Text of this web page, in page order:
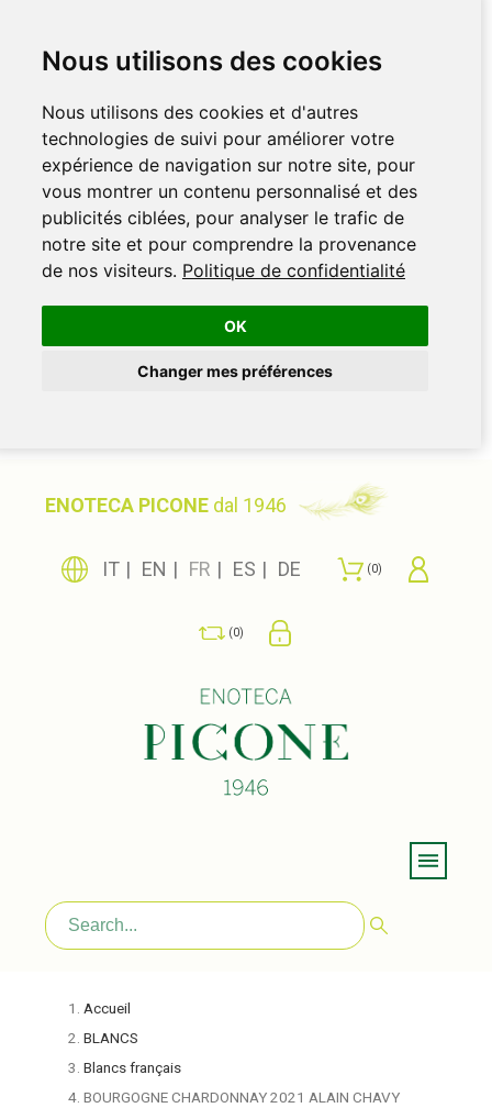
Nous utilisons des cookies
Nous utilisons des cookies et d'autres
technologies de suivi pour améliorer votre
expérience de navigation sur notre site, pour
vous montrer un contenu personnalisé et des
publicités ciblées, pour analyser le trafic de
notre site et pour comprendre la provenance
de nos visiteurs. Politique de confidentialité
OK
Changer mes préférences
ENOTECA PICONE dal 1946
IT EN FR ES DE 0
0
Accueil
BLANCS
Blancs français
BOURGOGNE CHARDONNAY 2021 ALAIN CHAVY